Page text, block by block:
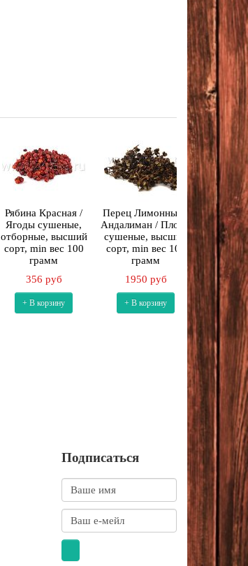
Рябина Красная /
Ягоды сушеные,
отборные, высший
сорт, min вес 100
грамм
356 руб
+ В корзину
Перец Лимонный /
Андалиман / Плоды
сушеные, высший
сорт, min вес 100
грамм
1950 руб
+ В корзину
высший
вес
+ В
Подписаться